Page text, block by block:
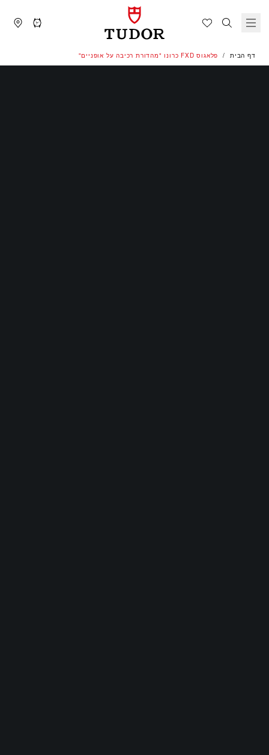
דף הבית פלאגוס FXD כרונו "מהדורת רכיבה על אופניים"